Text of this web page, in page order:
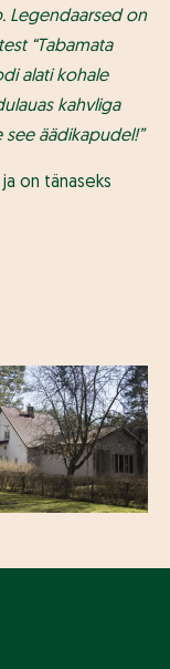
Legendaarsed on
“Tabamata
alati kohale
kahvliga
see äädikapudel!”
on tänaseks